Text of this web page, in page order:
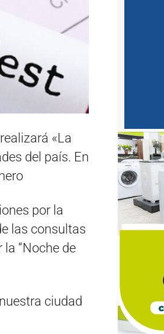
«La
del país. En
por la
las consultas
“Noche de
ciudad